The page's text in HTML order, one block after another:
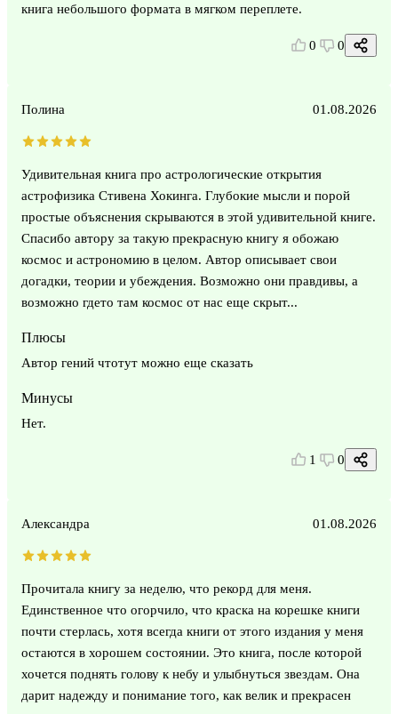
книга небольшого формата в мягком переплете.
0 0
Полина 01.08.2026
Удивительная книга про астрологические открытия
астрофизика Стивена Хокинга. Глубокие мысли и порой
простые объяснения скрываются в этой удивительной книге.
Спасибо автору за такую прекрасную книгу я обожаю
космос и астрономию в целом. Автор описывает свои
догадки, теории и убеждения. Возможно они правдивы, а
возможно гдето там космос от нас еще скрыт...
Плюсы
Автор гений чтотут можно еще сказать
Минусы
Нет.
1 0
Александра 01.08.2026
Прочитала книгу за неделю, что рекорд для меня.
Единственное что огорчило, что краска на корешке книги
почти стерлась, хотя всегда книги от этого издания у меня
остаются в хорошем состоянии. Это книга, после которой
хочется поднять голову к небу и улыбнуться звездам. Она
дарит надежду и понимание того, как велик и прекрасен